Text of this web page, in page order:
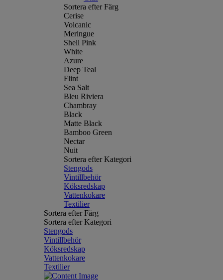
Sortera efter Färg
Cerise
Volcanic
Meringue
Shell Pink
White
Azure
Deep Teal
Flint
Sea Salt
Bleu Riviera
Chambray
Black
Matte Black
Bamboo Green
Nectar
Nuit
Sortera efter Kategori
Stengods
Vintillbehör
Köksredskap
Vattenkokare
Textilier
Sortera efter Färg
Sortera efter Kategori
Stengods
Vintillbehör
Köksredskap
Vattenkokare
Textilier